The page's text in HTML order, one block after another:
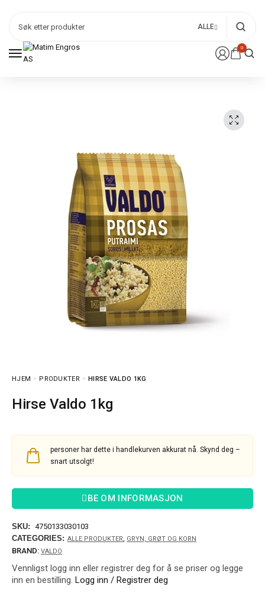
0
ALLE
HJEM PRODUKTER HIRSE VALDO 1KG
Hirse Valdo 1kg
personer har dette i handlekurven akkurat nå. Skynd deg –
snart utsolgt!
BE OM INFORMASJON
SKU: 4750133030103
CATEGORIES: ALLE PRODUKTER, GRYN, GRØT OG KORN
BRAND: VALDO
Vennligst logg inn eller registrer deg for å se priser og legge
inn en bestilling. Logg inn / Registrer deg